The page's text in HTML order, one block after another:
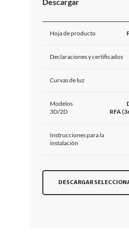
Hoja de producto
Declaraciones y certificados
Curvas de luz
Modelos
3D/2D
RFA
Instrucciones para la
instalación
DESCARGAR